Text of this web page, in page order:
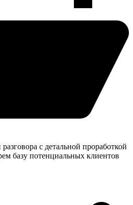
с детальной проработкой
базу потенциальных клиентов